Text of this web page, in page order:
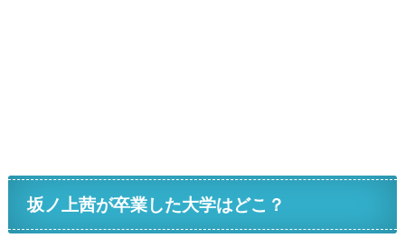
坂ノ上茜が卒業した大学はどこ？